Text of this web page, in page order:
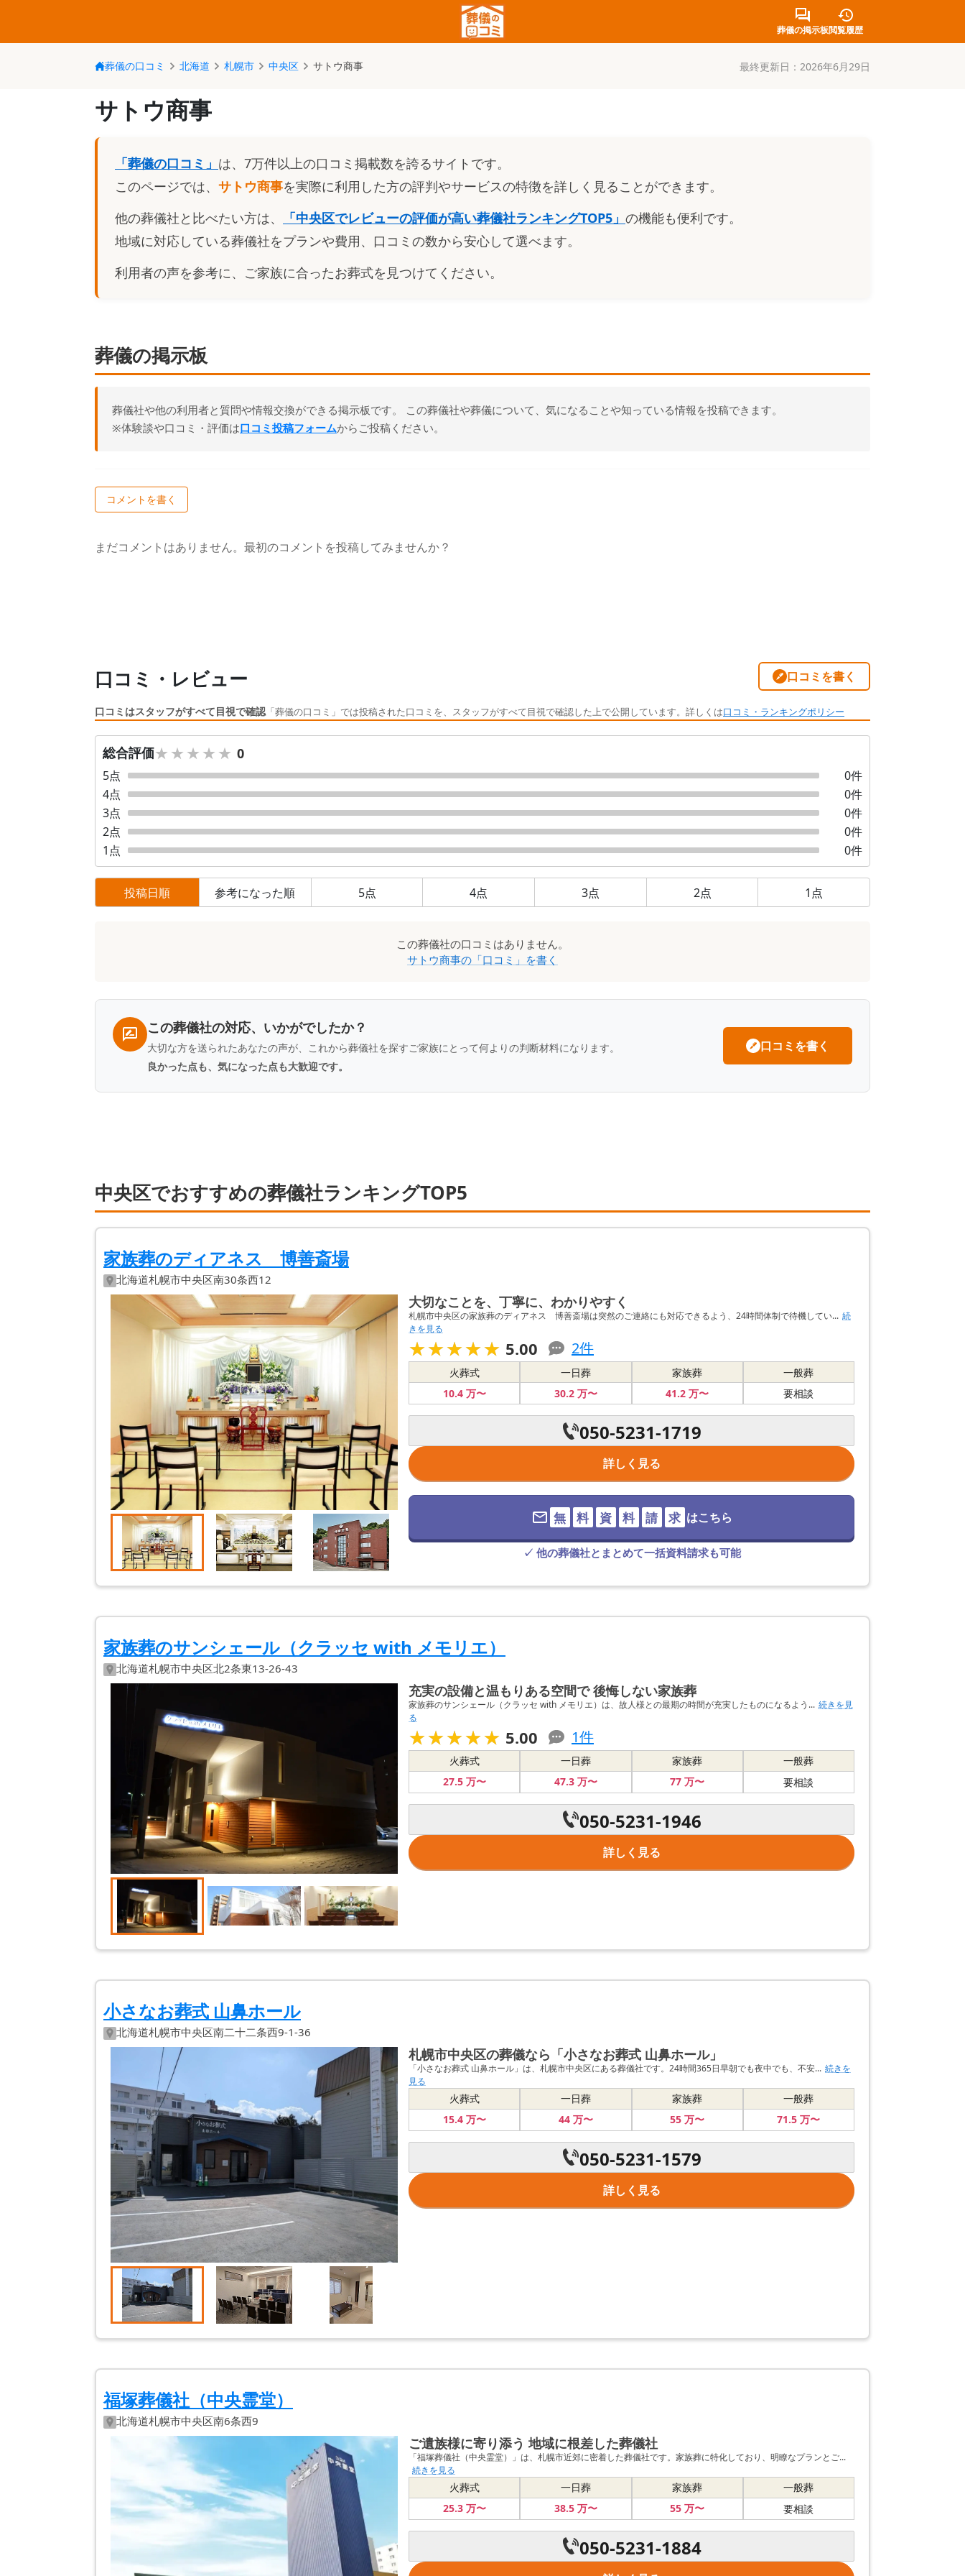
葬儀の掲示板閲覧履歴
葬儀の口コミ 北海道 札幌市 中央区 サトウ商事 最終更新日： 2026年6月29日
サトウ商事
「葬儀の口コミ」 は、7万件以上の口コミ掲載数を誇るサイトです。
このページでは、 サトウ商事を実際に利用した方の評判やサービスの特徴を詳しく見ることができます。
他の葬儀社と比べたい方は、
「中央区でレビューの評価が高い葬儀社ランキングTOP5 」 の機能も便利です。
地域に対応している葬儀社をプランや費用、口コミの数から安心して選べます。
利用者の声を参考に、ご家族に合ったお葬式を見つけてください。
葬儀の掲示板
葬儀社や他の利用者と質問や情報交換ができる掲示板です。 この葬儀社や葬儀について、気になることや知っている情報を投稿できます。
※体験談や口コミ・評価は口コミ投稿フォームからご投稿ください。
コメントを書く
まだコメントはありません。最初のコメントを投稿してみませんか？
口コミ・レビュー 口コミを書く
口コミはスタッフがすべて目視で確認「葬儀の口コミ」では投稿された口コミを、スタッフがすべて目視で確認した上で公開しています。詳しくは口コミ・ランキングポリシー
総合評価★★★★★
★★★★★ 0
5点 0件
4点 0件
3点 0件
2点 0件
1 点 0件
投稿日順 参考になった順 5点 4点 3点 2点 1 点
この葬儀社の口コミはありません。
サトウ商事の「口コミ」を書く
この葬儀社の対応、いかがでしたか？
大切な方を送られたあなたの声が、これから葬儀社を探すご家族にとって何よりの判断材料になります。
良かった点も、気になった点も大歓迎です。
口コミを書く
中央区でおすすめの葬儀社ランキングTOP5
家族葬のディアネス 博善斎場
北海道札幌市中央区南30条西12
大切なことを、丁寧に、わかりやすく
札幌市中央区の家族葬のディアネス 博善斎場は突然のご連絡にも対応できるよう、24時間体制で待機してい... 続
きを見る
★★★★★
★★★★★ 5.00 2件
火葬式
10.4万〜
一日葬
30.2万〜
家族葬
41.2 万〜
一般葬
要相談
050-5231-1719
詳しく見る
無 料 資 料 請 求 はこちら
✓ 他の葬儀社とまとめて一括資料請求も可能
家族葬のサンシェール（クラッセ with メモリエ）
北海道札幌市中央区北2条東13-26-43
充実の設備と温もりある空間で 後悔しない家族葬
家族葬のサンシェール（クラッセ with メモリエ）は、故人様との最期の時間が充実したものになるよう... 続きを見
る
★★★★★
★★★★★ 5.00 1件
火葬式
27.5万〜
一日葬
47.3万〜
家族葬
77 万〜
一般葬
要相談
050-5231-1946
詳しく見る
小さなお葬式 山鼻ホール
北海道札幌市中央区南二十二条西9-1-36
札幌市中央区の葬儀なら「小さなお葬式 山鼻ホール」
「小さなお葬式 山鼻ホール」は、札幌市中央区にある葬儀社です。24時間365日早朝でも夜中でも、不安... 続きを
見る
火葬式
15.4万〜
一日葬
44万〜
家族葬
55 万〜
一般葬
71.5 万〜
050-5231-1579
詳しく見る
福塚葬儀社（中央霊堂）
北海道札幌市中央区南6条西9
ご遺族様に寄り添う 地域に根差した葬儀社
「福塚葬儀社（中央霊堂）」は、札幌市近郊に密着した葬儀社です。家族葬に特化しており、明瞭なプランとご...
続きを見る
火葬式
25.3万〜
一日葬
38.5万〜
家族葬
55 万〜
一般葬
要相談
050-5231-1884